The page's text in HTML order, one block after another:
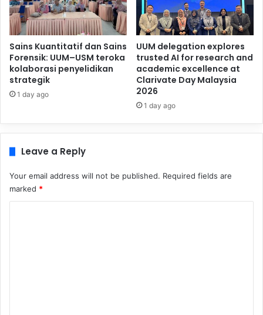
Sains Kuantitatif dan Sains
Forensik: UUM–USM teroka
kolaborasi penyelidikan
strategik
1 day ago
UUM delegation explores
trusted AI for research and
academic excellence at
Clarivate Day Malaysia
2026
1 day ago
Leave a Reply
Your email address will not be published. Required fields are
marked *